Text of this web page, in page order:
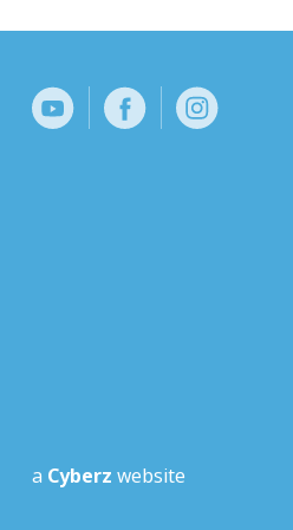
a Cyberz website